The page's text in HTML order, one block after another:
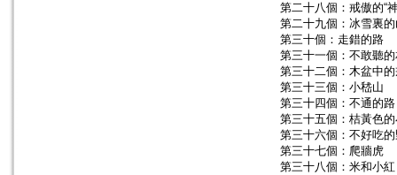
第二十八個：戒傲的“
第二十九個：冰雪裏
第三十個：走錯的路
第三十一個：不敢聽
第三十二個：木盆中
第三十三個：小嵇山
第三十四個：不通的路
第三十五個：桔黃色
第三十六個：不好吃
第三十七個：爬牆虎
第三十八個：米和小紅